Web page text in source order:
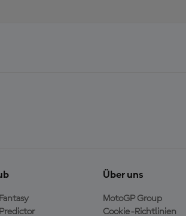
Über uns
MotoGP Group
Cookie-Richtlinien